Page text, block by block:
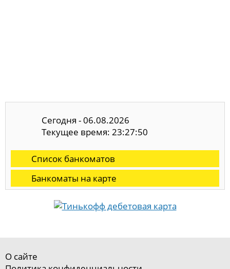
Сегодня - 06.08.2026
Текущее время: 23:27:51
Список банкоматов
Банкоматы на карте
О сайте